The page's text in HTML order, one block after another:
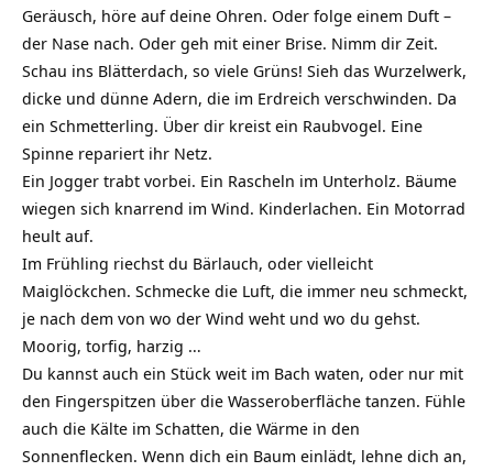
Geräusch, höre auf deine Ohren. Oder folge einem Duft –
der Nase nach. Oder geh mit einer Brise. Nimm dir Zeit.
Schau ins Blätterdach, so viele Grüns! Sieh das Wurzelwerk,
dicke und dünne Adern, die im Erdreich verschwinden. Da
ein Schmetterling. Über dir kreist ein Raubvogel. Eine
Spinne repariert ihr Netz.
Ein Jogger trabt vorbei. Ein Rascheln im Unterholz. Bäume
wiegen sich knarrend im Wind. Kinderlachen. Ein Motorrad
heult auf.
Im Frühling riechst du Bärlauch, oder vielleicht
Maiglöckchen. Schmecke die Luft, die immer neu schmeckt,
je nach dem von wo der Wind weht und wo du gehst.
Moorig, torfig, harzig …
Du kannst auch ein Stück weit im Bach waten, oder nur mit
den Fingerspitzen über die Wasseroberfläche tanzen. Fühle
auch die Kälte im Schatten, die Wärme in den
Sonnenflecken. Wenn dich ein Baum einlädt, lehne dich an,